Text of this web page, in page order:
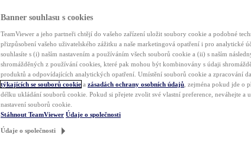
Banner souhlasu s cookies
TeamViewer a jeho partneři chtějí do vašeho zařízení uložit soubory cookie a podobné
přizpůsobení vašeho uživatelského zážitku a naše marketingová opatření i pro analytické
souhlasíte s (i) naším nastavením a používáním všech souborů cookie a (ii) s naším
shromážděných z používání cookies, které pak mohou být kombinovány s údaji
produktů a odpovídajících analytických opatření. Umístění souborů cookie a zpracování
týkajících se souborů cookie a zásadách ochrany osobních údajů , zejména pokud jde o
délku ukládání souborů cookie. Pokud si přejete zvolit své vlastní preference, neváhejte a
nastavení souborů cookie.
Stáhnout TeamViewer Údaje o společnosti
Údaje o společnosti